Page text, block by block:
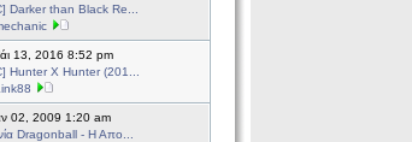
Darker than Black Re...
13, 2016 8:52 pm
Hunter X Hunter (201...
02, 2009 1:20 am
Dragonball - Η Απο...